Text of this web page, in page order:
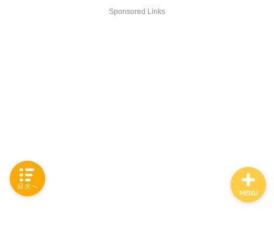
Sponsored Links
MENU
「カテゴリー」の一覧 -
目次へ